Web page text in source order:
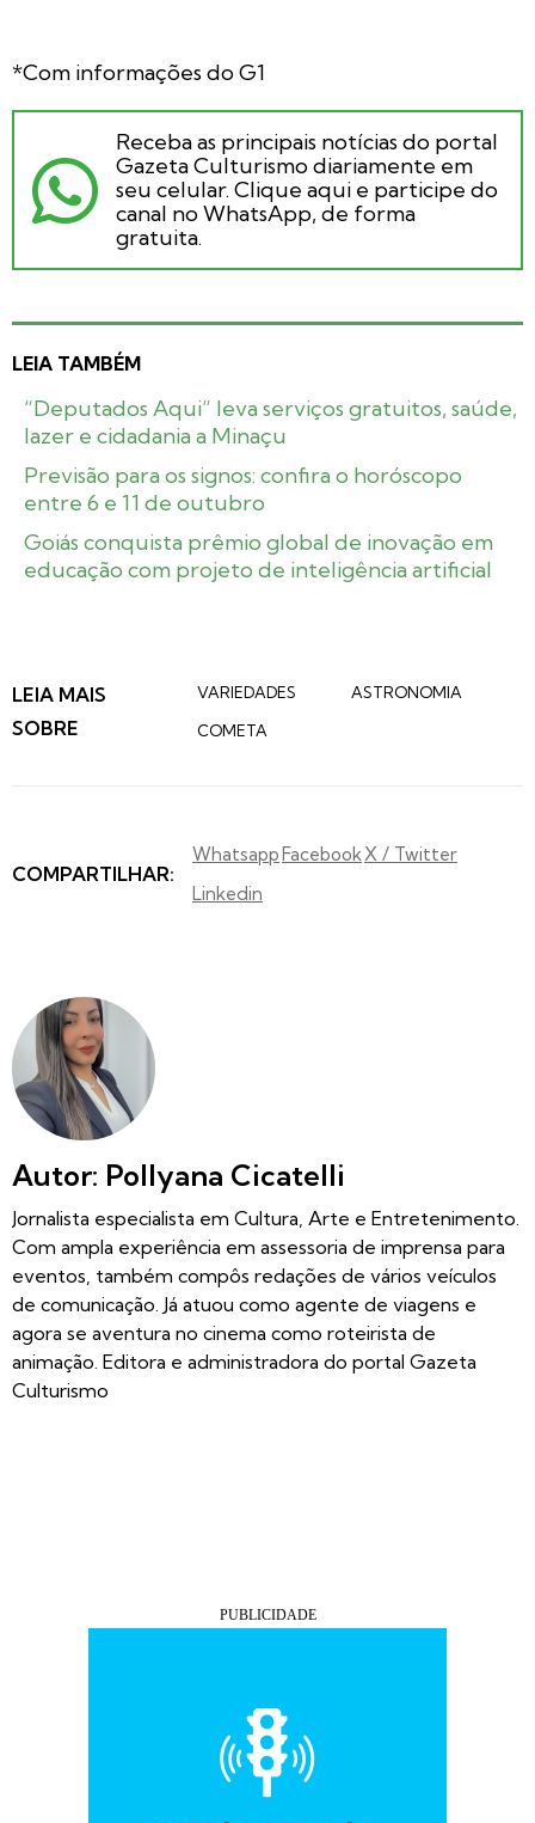
*Com informações do G1
Receba as principais notícias do portal
Gazeta Culturismo diariamente em
seu celular. Clique aqui e participe do
canal no WhatsApp, de forma
gratuita.
LEIA TAMBÉM
“Deputados Aqui” leva serviços gratuitos, saúde,
lazer e cidadania a Minaçu
Previsão para os signos: confira o horóscopo
entre 6 e 11 de outubro
Goiás conquista prêmio global de inovação em
educação com projeto de inteligência artificial
LEIA MAIS
SOBRE
VARIEDADES
ASTRONOMIA
COMETA
COMPARTILHAR:
Whatsapp FacebookX / Twitter
Linkedin
Autor: Pollyana Cicatelli
Jornalista especialista em Cultura, Arte e Entretenimento.
Com ampla experiência em assessoria de imprensa para
eventos, também compôs redações de vários veículos
de comunicação. Já atuou como agente de viagens e
agora se aventura no cinema como roteirista de
animação. Editora e administradora do portal Gazeta
Culturismo